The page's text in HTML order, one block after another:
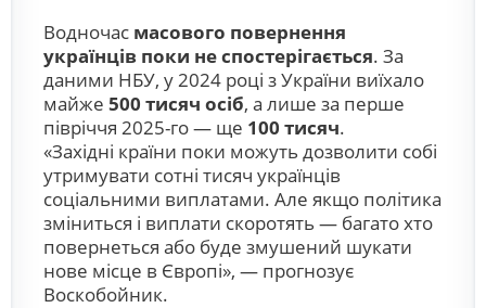
Водночас масового повернення
українців поки не спостерігається. За
даними НБУ, у 2024 році з України виїхало
майже 500 тисяч осіб, а лише за перше
півріччя 2025-го — ще 100 тисяч.
«Західні країни поки можуть дозволити собі
утримувати сотні тисяч українців
соціальними виплатами. Але якщо політика
зміниться і виплати скоротять — багато хто
повернеться або буде змушений шукати
нове місце в Європі», — прогнозує
Воскобойник.